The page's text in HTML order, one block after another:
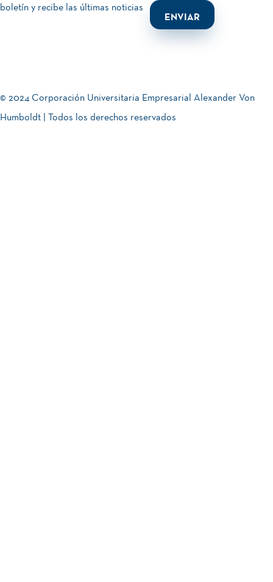
boletín y recibe las últimas noticias
© 2024 Corporación Universitaria Empresarial Alexander Von
Humboldt | Todos los derechos reservados